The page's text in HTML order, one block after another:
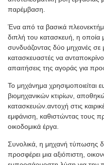
παρέμβαση.
Ένα από τα βασικά
διπλή του κατασκευή, η οποία
συνδυάζοντας δύο μηχανές σε
κατασκευαστές να
απαιτήσεις της αγοράς για
Το μηχάνημα χρησιμοποιείται
βιομηχανικών κτιρίων,
κατασκευών.αντοχή στις
εμφάνιση, καθιστώντας τους
οικοδομικά έργα.
Συνολικά, η μηχανή τύπωσης
προσφέρει μια αξιόπιστη,